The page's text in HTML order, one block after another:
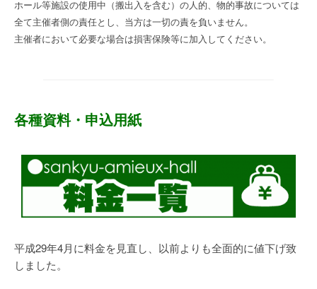
ホール等施設の使用中（搬出入を含む）の人的、物的事故については
全て主催者側の責任とし、当方は一切の責を負いません。
主催者において必要な場合は損害保険等に加入してください。
各種資料・申込用紙
平成29年4月に料金を見直し、以前よりも全面的に値下げ致
しました。